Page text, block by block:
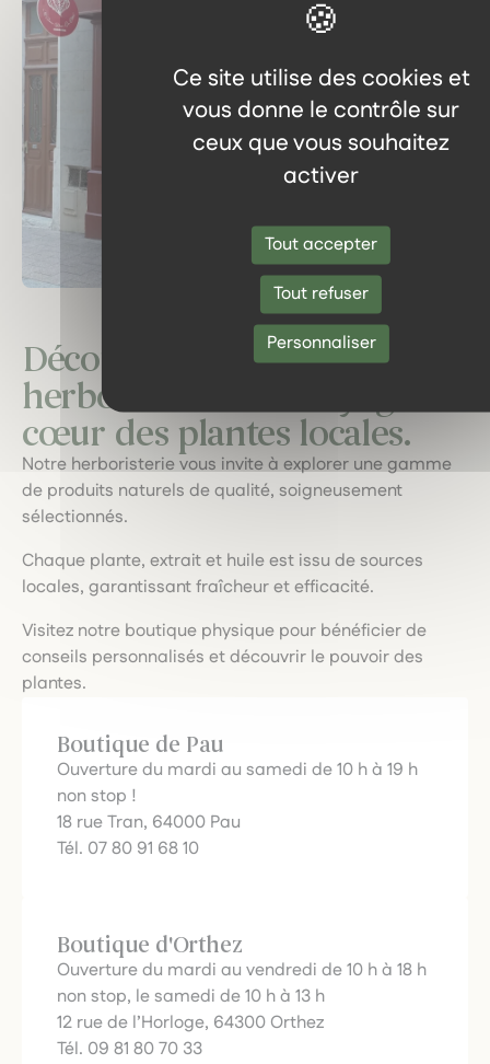
Ce site utilise des cookies et
vous donne le contrôle sur
ceux que vous souhaitez
activer
Tout accepter
Tout refuser
Personnaliser
Découvrez notre
herboristerie : un voyage au
cœur des plantes locales.
Notre herboristerie vous invite à explorer une gamme
de produits naturels de qualité, soigneusement
sélectionnés.
Chaque plante, extrait et huile est issu de sources
locales, garantissant fraîcheur et efficacité.
Visitez notre boutique physique pour bénéficier de
conseils personnalisés et découvrir le pouvoir des
plantes.
Boutique de Pau
Ouverture du mardi au samedi de 10 h à 19 h
non stop !
18 rue Tran, 64000 Pau
Tél. 07 80 91 68 10
Boutique d'Orthez
Ouverture du mardi au vendredi de 10 h à 18 h
non stop, le samedi de 10 h à 13 h
12 rue de l’Horloge, 64300 Orthez
Tél. 09 81 80 70 33